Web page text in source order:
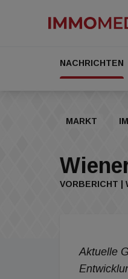
NACHRICHTEN
MARKT
VORBERICHT |
Aktuelle